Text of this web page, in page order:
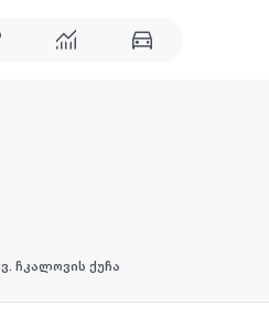
ვ. ჩკალოვის ქუჩა